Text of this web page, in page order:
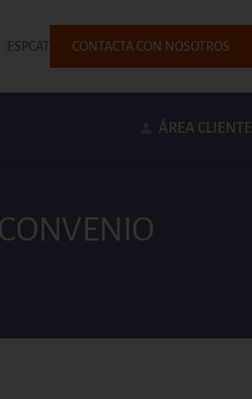
ESPCAT CONTACTA CON NOSOTROS
ÁREA CLIENTE